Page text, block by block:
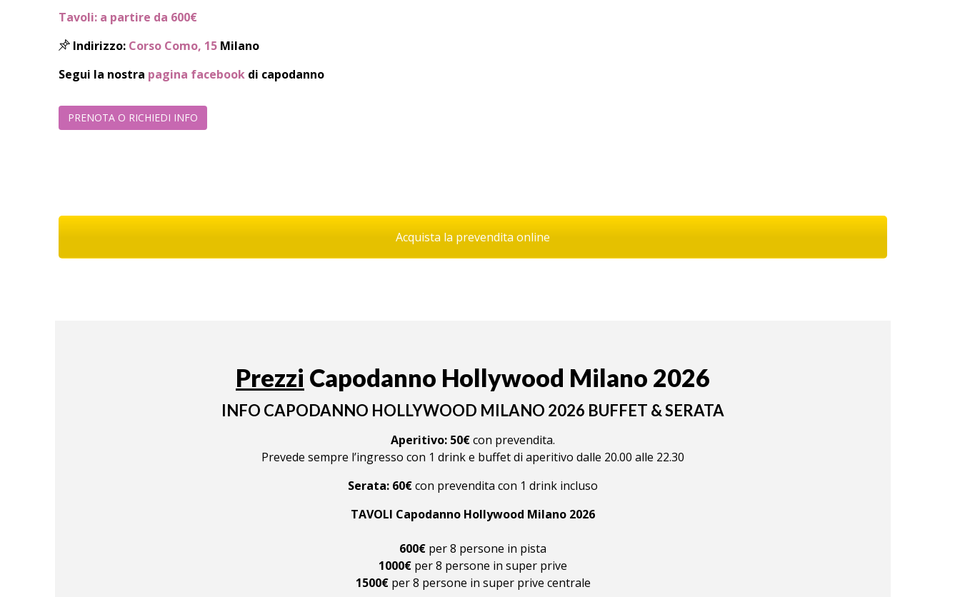
Tavoli: a partire da 600€
Indirizzo: Corso Como, 15 Milano
Segui la nostra pagina facebook di capodanno
PRENOTA O RICHIEDI INFO
Acquista la prevendita online
Prezzi Capodanno Hollywood Milano 2026
INFO CAPODANNO HOLLYWOOD MILANO 2026 BUFFET &SERATA
Aperitivo: 50€con prevendita.
Prevede sempre l’ingresso con 1 drink e buffet di aperitivo dalle 20.00 alle 22.30
Serata: 60€con prevendita con 1 drink incluso
TAVOLI Capodanno Hollywood Milano 2026
600€ per 8 persone in pista
1000€ per 8 persone in super prive
1500€per 8 persone in super prive centrale